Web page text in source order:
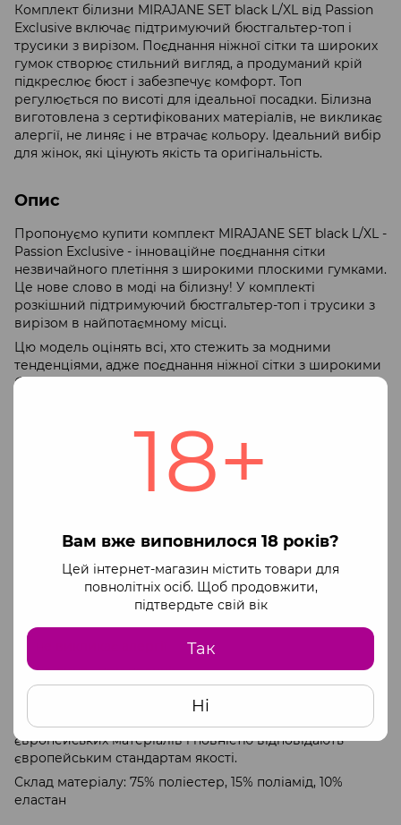
18+
Вам вже виповнилося 18 років?
Цей інтернет-магазин містить товари для
повнолітніх осіб. Щоб продовжити,
підтвердьте свій вік
Так
Ні
Комплект білизни MIRAJANE SET black L/XL від Passion
Exclusive включає підтримуючий бюстгальтер-топ і
трусики з вирізом. Поєднання ніжної сітки та широких
гумок створює стильний вигляд, а продуманий крій
підкреслює бюст і забезпечує комфорт. Топ
регулюється по висоті для ідеальної посадки. Білизна
виготовлена з сертифікованих матеріалів, не викликає
алергії, не линяє і не втрачає кольору. Ідеальний вибір
для жінок, які цінують якість та оригінальність.
Опис
Пропонуємо купити комплект MIRAJANE SET black L/XL -
Passion Exclusive - інноваційне поєднання сітки
незвичайного плетіння з широкими плоскими гумками.
Це нове слово в моді на білизну! У комплекті
розкішний підтримуючий бюстгальтер-топ і трусики з
вирізом в найпотаємному місці.
Цю модель оцінять всі, хто стежить за модними
тенденціями, адже поєднання ніжної сітки з широкими
брендованими гумками - тренд сезону! Продуманий
знімати білизну навіть при найвідвертіших ласках, а
плоскі гумки будуть акуратно сидіти на стегнах, які не
пережимають тіло. Топ регулюється по висоті, щоб
забезпечити ідеальну посадку і комфорт при носінні.
з еластичною гумою з логотипом Passion.
Оригінальний крій підкреслює бюст, а ремінець
відкритого типу - пряне доповнення до набору.
Mirajane був створений у першу чергу для жінок, які
цінують комфорт, високу якість і оригінальний
не линяє при пранні;
Виготовлений в Європі з сертифікованих
європейських матеріалів і повністю відповідають
європейським стандартам якості.
Склад матеріалу: 75% поліестер, 15% поліамід, 10%
еластан